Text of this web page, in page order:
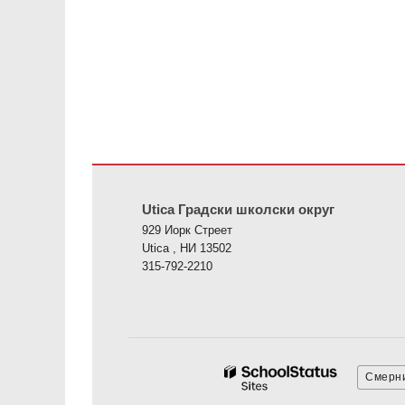
Utica Градски школски округ
929 Иорк Стреет
Utica , НИ 13502
315-792-2210